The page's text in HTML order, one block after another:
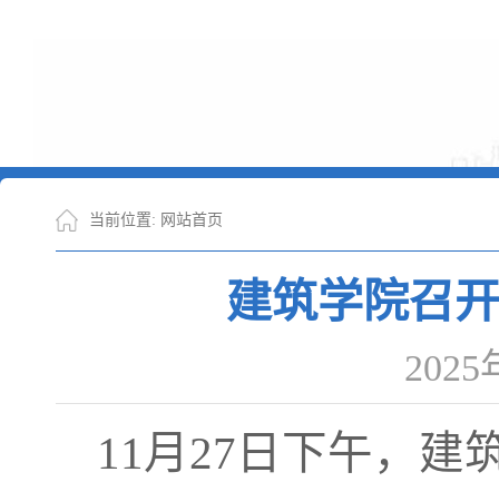
当前位置: 网站首页
建筑学院召
2025
11月27日下午，建